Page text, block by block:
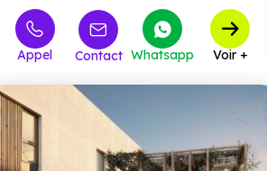
T4 7 à partir de386 000 €
Appel Contact Whatsapp Voir +